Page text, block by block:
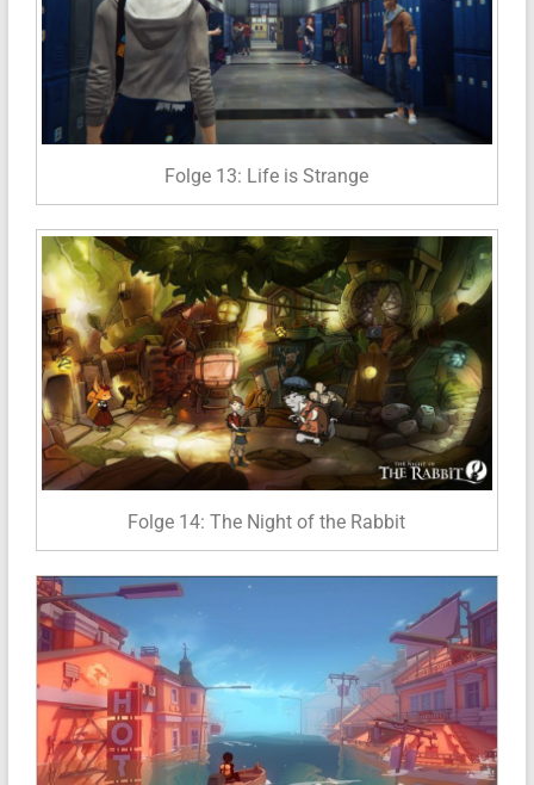
Folge 13: Life is Strange
Folge 14: The Night of the Rabbit